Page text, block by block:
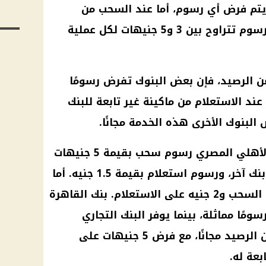
يتم فرض أي رسوم، أما عند السحب من
ماكينة تابعة لبنك آخر، يتم خصم رسوم تتراوح بين 3 و5 جنيهات لكل عملية
الرصيد، فإن بعض البنوك تفرض رسومًا
جنيه و10 جنيهات عند الاستعلام من ماكينة غير تابعة للبنك
البنوك الأخرى هذه الخدمة مجانًا.
المصري رسوم سحب
بقيمة 5 جنيهات
ورسوم استعلام بقيمة 1.5 جنيه. أما
القاهرة
مماثلة، بينما يوفرالبنك التجاري
(CIB) خدمة الاستعلام عن الرصيد مجانًا، مع فرض 5 جنيهات على
له.